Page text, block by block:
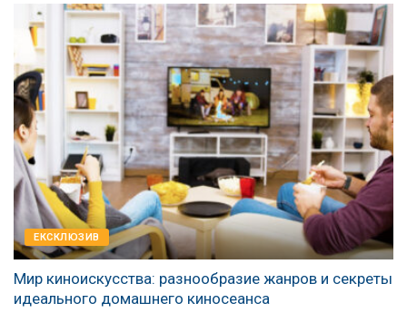
EКСКЛЮЗИВ
Мир киноискусства: разнообразие жанров и секреты
идеального домашнего киносеанса